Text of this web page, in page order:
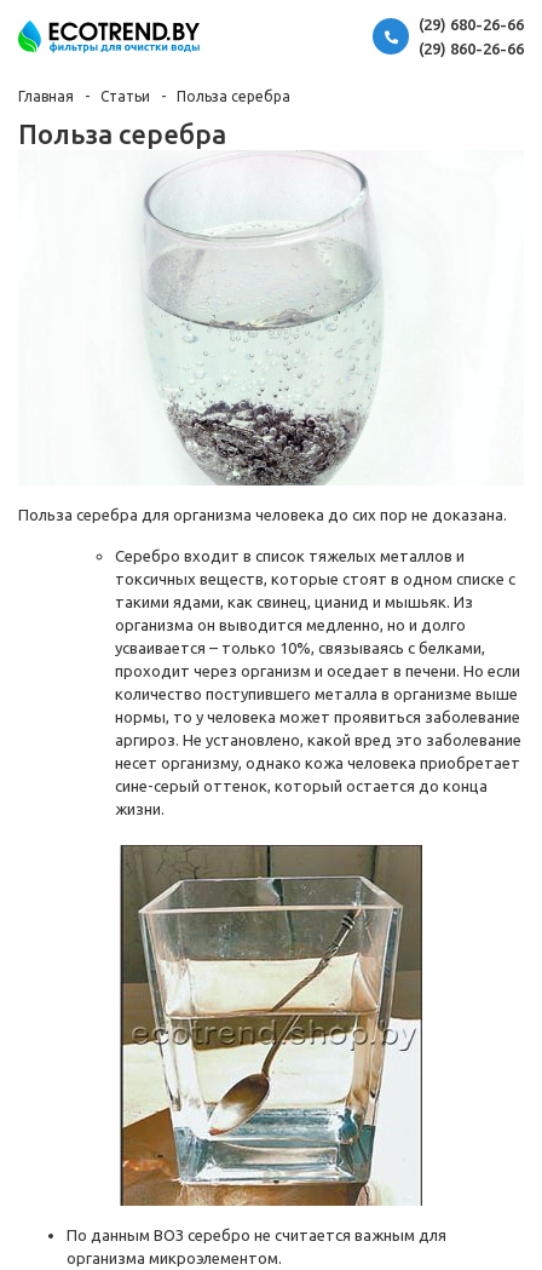
(29) 680-26-66
(29) 860-26-66
Главная Статьи Польза серебра
Польза серебра
Польза серебра для организма человека до сих пор не доказана.
Серебро входит в список тяжелых металлов и
токсичных веществ, которые стоят в одном списке с
такими ядами, как свинец, цианид и мышьяк. Из
организма он выводится медленно, но и долго
усваивается – только 10%, связываясь с белками,
проходит через организм и оседает в печени. Но если
количество поступившего металла в организме выше
нормы, то у человека может проявиться заболевание
аргироз. Не установлено, какой вред это заболевание
несет организму, однако кожа человека приобретает
сине-серый оттенок, который остается до конца
жизни.
По данным ВОЗ серебро не считается важным для
организма микроэлементом.